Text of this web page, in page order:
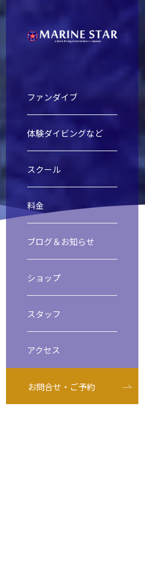
ファンダイブ
体験ダイビングなど
スクール
料金
ブログ＆お知らせ
ショップ
スタッフ
アクセス
お問合せ・ご予約